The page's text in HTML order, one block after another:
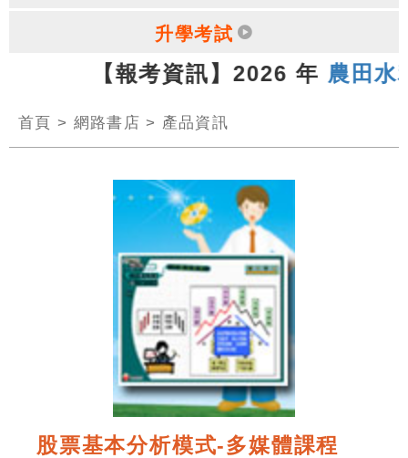
升學考試
【報考資訊】2026 年農田水
首頁 > 網路書店 > 產品資訊
股票基本分析模式-多媒體課程